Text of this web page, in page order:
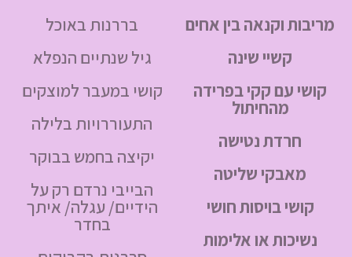
מריבות וקנאה בין אחים
קשיי שינה
קושי עם קקי בפרידה
מהחיתול
חרדת נטישה
מאבקי שליטה
קושי בויסות חושי
נשיכות או אלימות
בררנות באוכל
גיל שנתיים הנפלא
קושי במעבר למוצקים
התעוררויות בלילה
יקיצה בחמש בבוקר
הבייבי נרדם רק על
הידיים/ עגלה/ איתך
בחדר